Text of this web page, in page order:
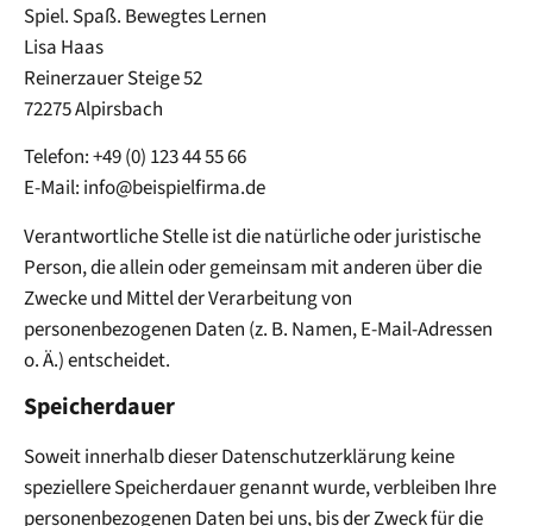
Spiel. Spaß. Bewegtes Lernen
Lisa Haas
Reinerzauer Steige 52
72275 Alpirsbach
Telefon: +49 (0) 123 44 55 66
E-Mail: info@beispielfirma.de
Verantwortliche Stelle ist die natürliche oder juristische
Person, die allein oder gemeinsam mit anderen über die
Zwecke und Mittel der Verarbeitung von
personenbezogenen Daten (z. B. Namen, E-Mail-Adressen
o. Ä.) entscheidet.
Speicherdauer
Soweit innerhalb dieser Datenschutzerklärung keine
speziellere Speicherdauer genannt wurde, verbleiben Ihre
personenbezogenen Daten bei uns, bis der Zweck für die